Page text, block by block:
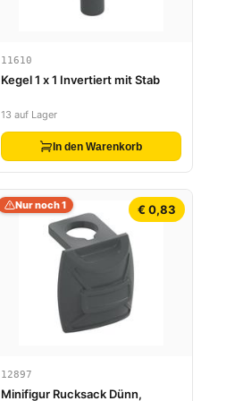
11610
Kegel 1 x 1 Invertiert mit Stab
13 auf Lager
In den Warenkorb
€ 0,83
Nur noch 1
12897
Minifigur Rucksack Dünn,